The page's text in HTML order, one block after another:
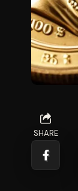
SHARE